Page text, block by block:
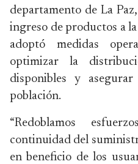
departamento de La
ingreso de productos a
adoptó medidas
optimizar la
disponibles y
población.
“Redoblamos
continuidad del
en beneficio de los